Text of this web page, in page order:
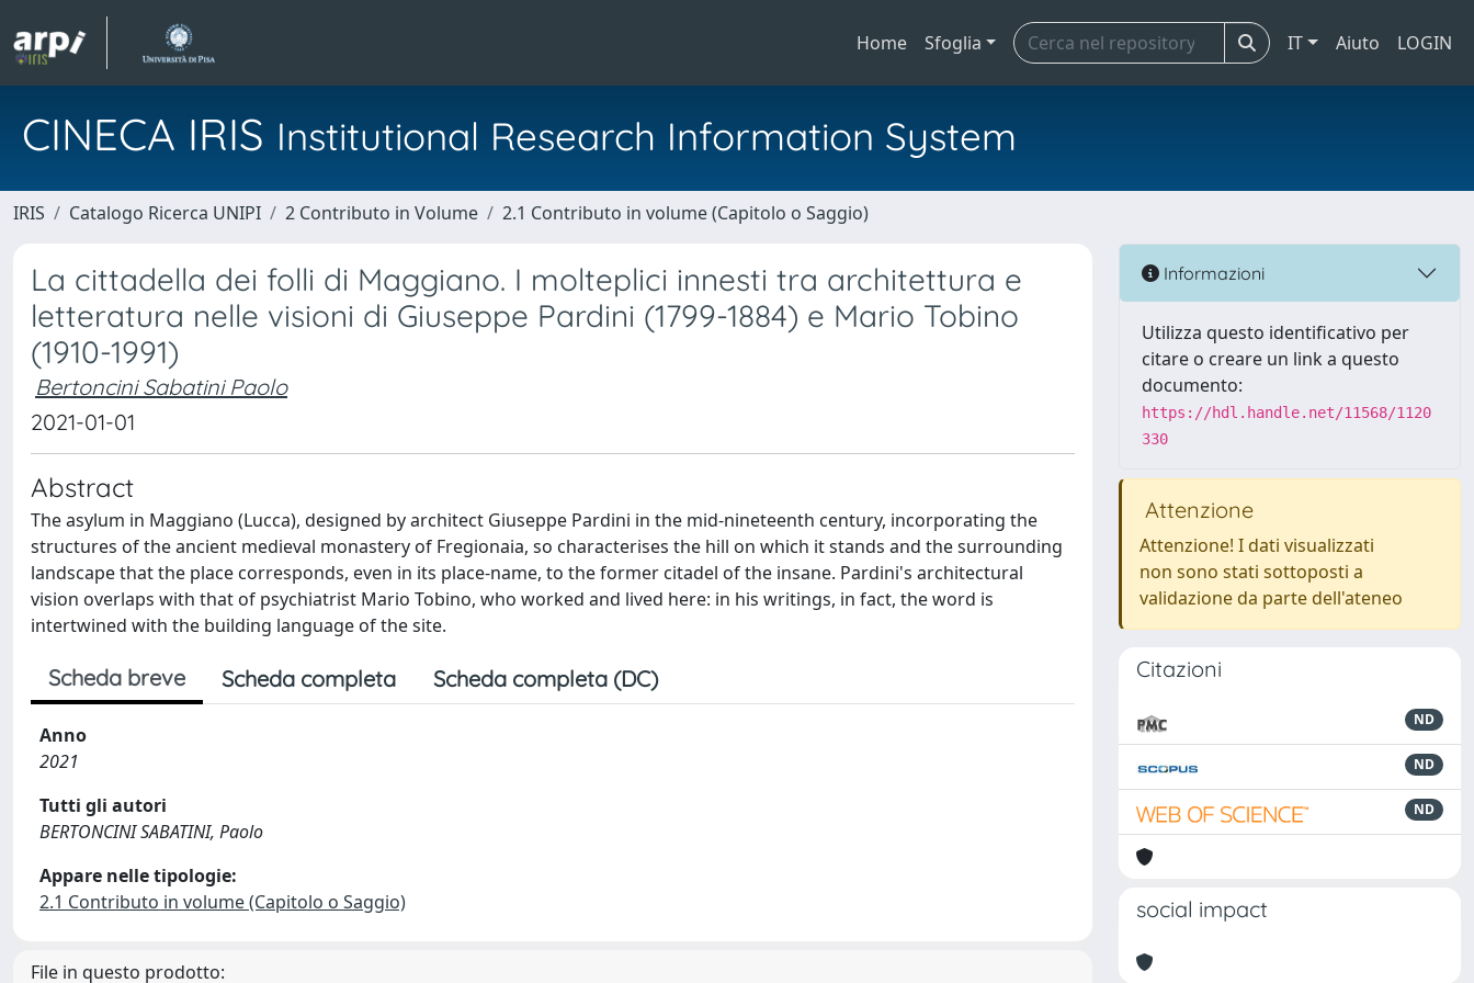
Home Sfoglia IT Aiuto LOGIN
CINECA IRIS Institutional Research Information System
IRIS Catalogo Ricerca UNIPI 2 Contributo in Volume 2.1 Contributo in volume (Capitolo o Saggio)
La cittadella dei folli di Maggiano. I molteplici innesti tra architettura e
letteratura nelle visioni di Giuseppe Pardini (1799-1884) e Mario Tobino
(1910-1991)
Bertoncini Sabatini Paolo
2021-01-01
Abstract
The asylum in Maggiano (Lucca), designed by architect Giuseppe Pardini in the mid-nineteenth century, incorporating the
structures of the ancient medieval monastery of Fregionaia, so characterises the hill on which it stands and the surrounding
landscape that the place corresponds, even in its place-name, to the former citadel of the insane. Pardini's architectural
vision overlaps with that of psychiatrist Mario Tobino, who worked and lived here: in his writings, in fact, the word is
intertwined with the building language of the site.
Scheda breve Scheda completa Scheda completa (DC)
Anno
2021
Tutti gli autori
BERTONCINI SABATINI, Paolo
Appare nelle tipologie:
2.1 Contributo in volume (Capitolo o Saggio)
File in questo prodotto:
Informazioni
Utilizza questo identificativo per
citare o creare un link a questo
documento:
https://hdl.handle.net/11568/1120
330
Attenzione
Attenzione! I dati visualizzati
non sono stati sottoposti a
validazione da parte dell'ateneo
Citazioni
ND
ND
ND
social impact